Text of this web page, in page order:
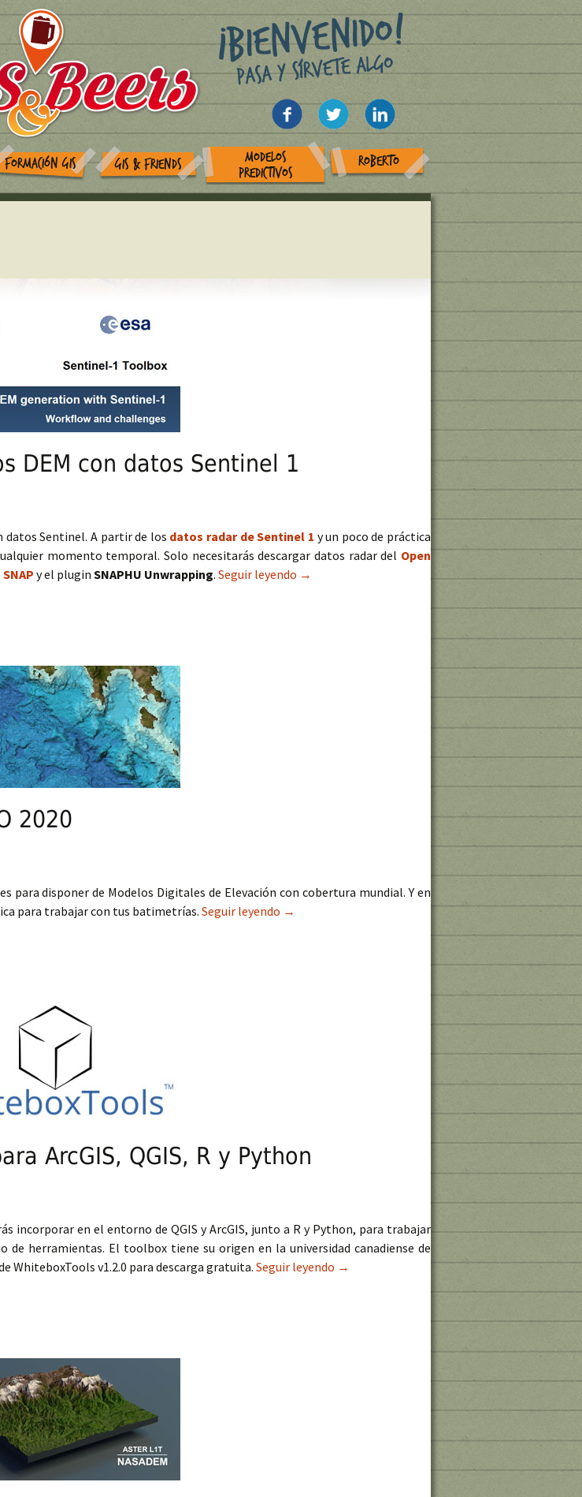
FORMACIÓN GIS GIS & FRIENDS
MODELOS
PREDICTIVOS
ROBERTO
DEM con datos Sentinel 1
datos Sentinel. A partir de los datos radar de Sentinel 1 y un poco de práctica
momento temporal. Solo necesitarás descargar datos radar del Open
SNAP y el plugin SNAPHU Unwrapping. Seguir leyendo Manual de creación de archivos DEM con datos
→
2020
para disponer de Modelos Digitales de Elevación con cobertura mundial. Y en
para trabajar con tus batimetrías. Seguir leyendo Descarga de batimetría GEBCO 2020
→
ArcGIS, QGIS, R y Python
incorporar en el entorno de QGIS y ArcGIS, junto a R y Python, para trabajar
herramientas. El toolbox tiene su origen en la universidad canadiense de
WhiteboxTools v1.2.0 para descarga gratuita. Seguir leyendo Herramientas WhiteboxTools para ArcGIS,
→